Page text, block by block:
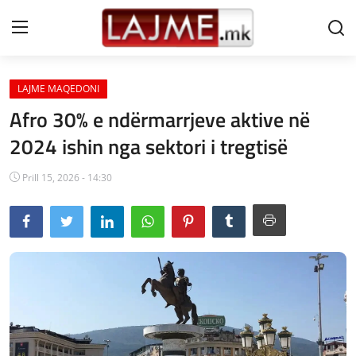
Shtëpi
LAJME MAQEDONI
SHQIPERI
KOSOVA
LAJME NGA BOTA
SHENDETI
LAJME MAQEDONI
Afro 30% e ndërmarrjeve aktive në
2024 ishin nga sektori i tregtisë
Prill 15, 2026 - 14:30